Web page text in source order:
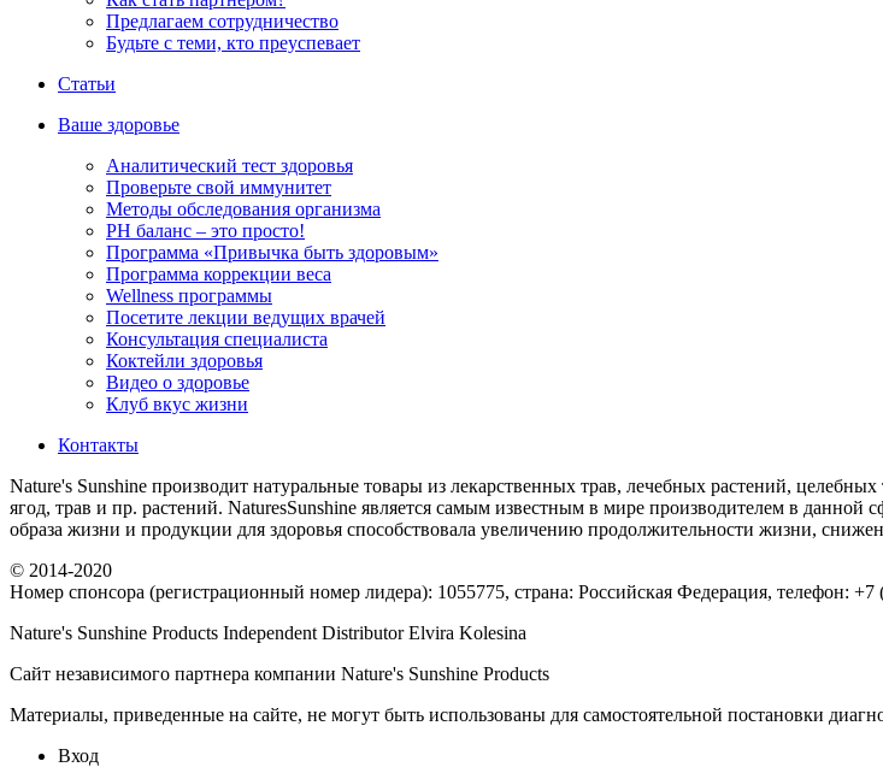
Предлагаем сотрудничество
Будьте с теми, кто преуспевает
Статьи
Ваше здоровье
Аналитический тест здоровья
Проверьте свой иммунитет
Методы обследования организма
РH баланс – это просто!
Программа «Привычка быть здоровым»
Программа коррекции веса
Wellness программы
Посетите лекции ведущих врачей
Консультация специалиста
Коктейли здоровья
Видео о здоровье
Клуб вкус жизни
Контакты
Nature's Sunshine производит натуральные товары из лекарственных трав, лечебных растений,
ягод, трав и пр. растений. NaturesSunshine является самым известным в мире производителем в
образа жизни и продукции для здоровья способствовала увеличению продолжительности жизни,
© 2014-2020
Номер спонсора (регистрационный номер лидера): 1055775, страна: Российская Федерация, телефон: +7
Nature's Sunshine Products Independent Distributor Elvira Kolesina
Сайт независимого партнера компании Nature's Sunshine Products
Материалы, приведенные на сайте, не могут быть использованы для самостоятельной постановки
Вход